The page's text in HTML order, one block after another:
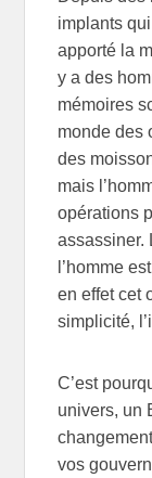
implants
apporté la
y a des
mémoires
monde des
des
mais
opérations
assassiner.
l’homme
en effet cet
simplicité,
C’est
univers, un
vos